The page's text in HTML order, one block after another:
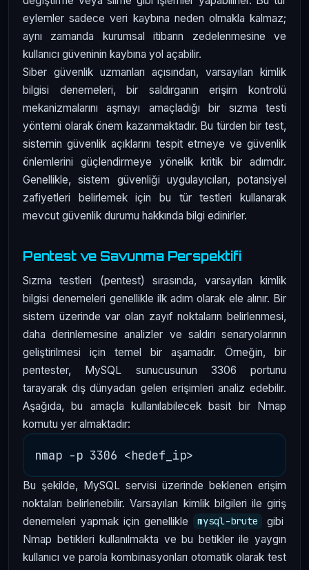
eylemler sadece veri kaybına neden olmakla kalmaz;
aynı zamanda kurumsal itibarın zedelenmesine ve
kullanıcı güveninin kaybına yol açabilir.
Siber güvenlik uzmanları açısından, varsayılan kimlik
bilgisi denemeleri, bir saldırganın erişim kontrolü
mekanizmalarını aşmayı amaçladığı bir sızma testi
yöntemi olarak önem kazanmaktadır. Bu türden bir test,
sistemin güvenlik açıklarını tespit etmeye ve güvenlik
önlemlerini güçlendirmeye yönelik kritik bir adımdır.
Genellikle, sistem güvenliği uygulayıcıları, potansiyel
zafiyetleri belirlemek için bu tür testleri kullanarak
mevcut güvenlik durumu hakkında bilgi edinirler.
Pentest ve Savunma Perspektifi
Sızma testleri (pentest) sırasında, varsayılan kimlik
bilgisi denemeleri genellikle ilk adım olarak ele alınır. Bir
sistem üzerinde var olan zayıf noktaların belirlenmesi,
daha derinlemesine analizler ve saldırı senaryolarının
geliştirilmesi için temel bir aşamadır. Örneğin, bir
pentester, MySQL sunucusunun 3306 portunu
tarayarak dış dünyadan gelen erişimleri analiz edebilir.
Aşağıda, bu amaçla kullanılabilecek basit bir Nmap
komutu yer almaktadır:
Bu şekilde, MySQL servisi üzerinde beklenen erişim
noktaları belirlenebilir. Varsayılan kimlik bilgileri ile giriş
denemeleri yapmak için genellikle
mysql-brute
gibi
Nmap betikleri kullanılmakta ve bu betikler ile yaygın
kullanıcı ve parola kombinasyonları otomatik olarak test